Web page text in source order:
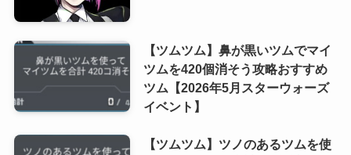
【ツムツム】鼻が黒いツムでマイ
ツムを420個消そう攻略おすすめ
ツム【2026年5月スターウォーズ
イベント】
【ツムツム】ツノのあるツムを使